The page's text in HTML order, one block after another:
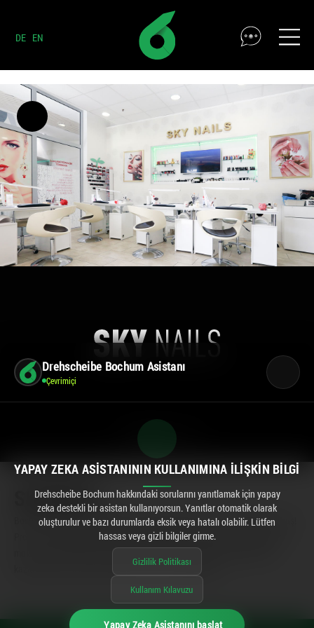
DE EN
Drehscheibe Bochum Asistanı
Çevrimiçi
YAPAY ZEKA ASISTANININ KULLANIMINA İLIŞKIN BILGI
Drehscheibe Bochum hakkındaki sorularını yanıtlamak için yapay
zeka destekli bir asistan kullanıyorsun. Yanıtlar otomatik olarak
oluşturulur ve bazı durumlarda eksik veya hatalı olabilir. Lütfen
hassas veya gizli bilgiler girme.
Gizlilik Politikası
Kullanım Kılavuzu
Yapay Zeka Asistanını başlat
SKYNAILS
Bochum'un kalbi SKY Nails'te hayal edebileceğin en güzel tırnaklara kavuş!
Profesyonel ekibimizin bakımının keyfini çıkar ve seni ışıl ışıl yapacak bir
mola ver. İster klasik ister trend olsun, ellerine mükemmel bir görünüm
kazandırıyoruz. Uğra ve kendine biraz ışıltı armağan et!